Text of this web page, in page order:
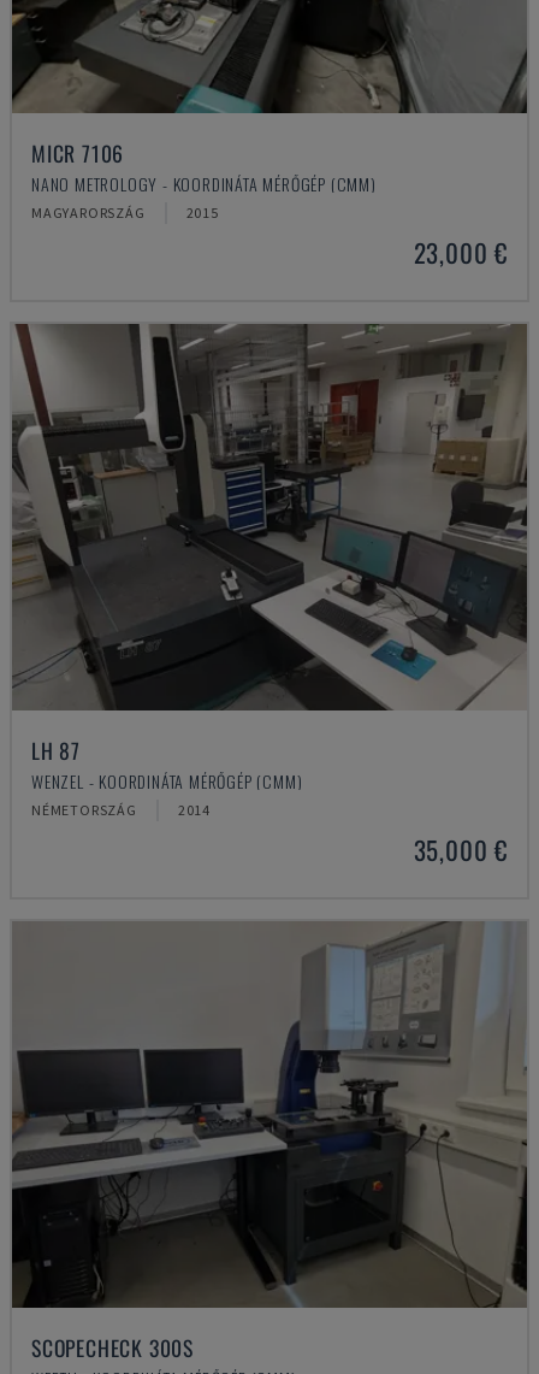
MICR 7106
NANO METROLOGY - KOORDINÁTA MÉRŐGÉP (CMM)
MAGYARORSZÁG 2015
23,000 €
LH 87
WENZEL - KOORDINÁTA MÉRŐGÉP (CMM)
NÉMETORSZÁG 2014
35,000 €
SCOPECHECK 300S